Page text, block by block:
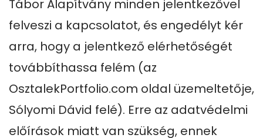
Tábor Alapítvány minden jelentkezővel
felveszi a kapcsolatot, és engedélyt kér
arra, hogy a jelentkező elérhetőségét
továbbíthassa felém (az
OsztalekPortfolio.com oldal üzemeltetője,
Sólyomi Dávid felé). Erre az adatvédelmi
előírások miatt van szükség, ennek